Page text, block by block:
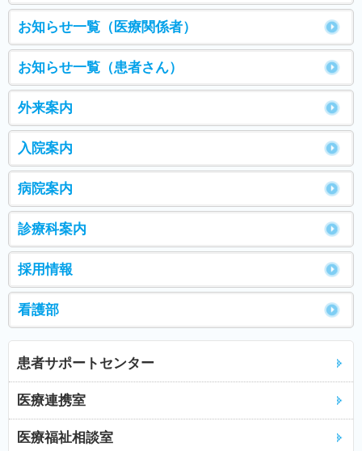
お知らせ一覧（医療関係者）
お知らせ一覧（患者さん）
外来案内
入院案内
病院案内
診療科案内
採用情報
看護部
患者サポートセンター
医療連携室
医療福祉相談室